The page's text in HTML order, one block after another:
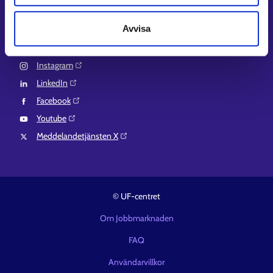
Avvisa
Suomi.fi-fullmakter⁠
Följ oss
Instagram⁠
LinkedIn⁠
Facebook⁠
Youtube⁠
Meddelandetjänsten X⁠
© UF-centret
Om Jobbmarknaden
FAQ
Användarvillkor